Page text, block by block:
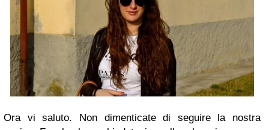
Ora vi saluto. Non dimenticate di seguire la nostra